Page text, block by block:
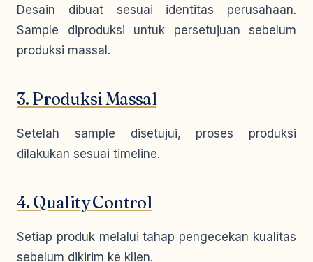
Desain dibuat sesuai identitas perusahaan.
Sample diproduksi untuk persetujuan sebelum
produksi massal.
3. Produksi Massal
Setelah sample disetujui, proses produksi
dilakukan sesuai timeline.
4. Quality Control
Setiap produk melalui tahap pengecekan kualitas
sebelum dikirim ke klien.